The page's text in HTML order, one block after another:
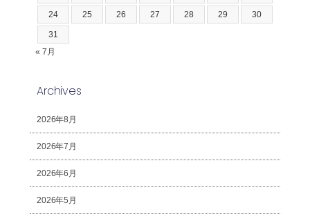
24 25 26 27 28 29 30
31
« 7月
Archives
2026年8月
2026年7月
2026年6月
2026年5月